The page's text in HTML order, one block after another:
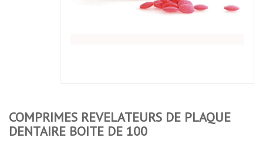
COMPRIMES REVELATEURS DE PLAQUE
DENTAIRE BOITE DE 100
1000
1000